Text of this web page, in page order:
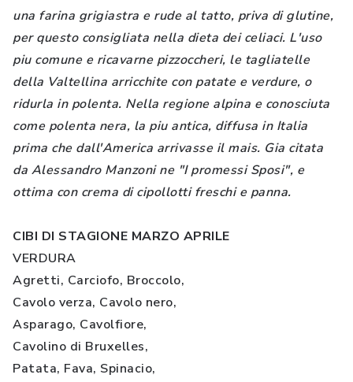
una farina grigiastra e rude al tatto, priva di glutine,
per questo consigliata nella dieta dei celiaci. L'uso
piu comune e ricavarne pizzoccheri, le tagliatelle
della Valtellina arricchite con patate e verdure, o
ridurla in polenta. Nella regione alpina e conosciuta
come polenta nera, la piu antica, diffusa in Italia
prima che dall'America arrivasse il mais. Gia citata
da Alessandro Manzoni ne "I promessi Sposi", e
ottima con crema di cipollotti freschi e panna.
CIBI DI STAGIONE MARZO APRILE
VERDURA
Agretti, Carciofo, Broccolo,
Cavolo verza, Cavolo nero,
Asparago, Cavolfiore,
Cavolino di Bruxelles,
Patata, Fava, Spinacio,